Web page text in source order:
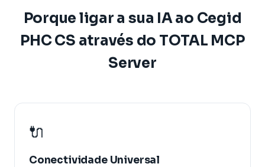
Porque ligar a sua IA ao Cegid
PHC CS através do TOTAL MCP
Server
🔌
Conectividade Universal